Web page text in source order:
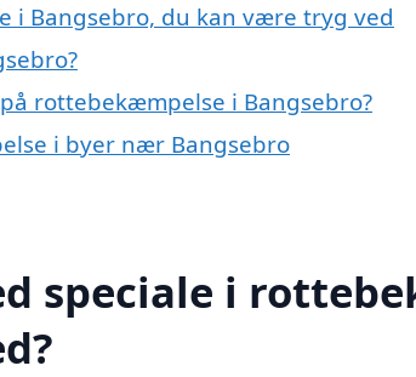
i Bangsebro, du kan være tryg ved
rottebekæmpelse i Bangsebro?
i byer nær Bangsebro
speciale i